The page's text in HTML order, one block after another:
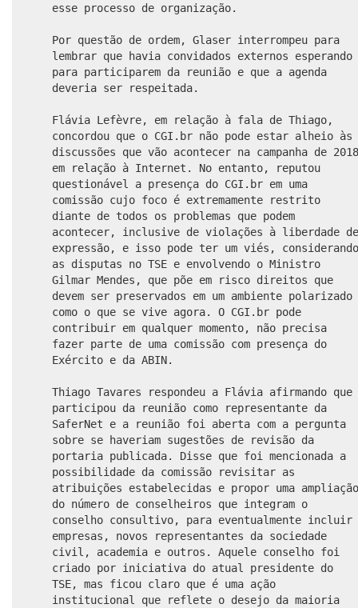
esse processo de organização.
Por questão de ordem, Glaser interrompeu para
lembrar que havia convidados externos esperando
para participarem da reunião e que a agenda
deveria ser respeitada.
Flávia Lefèvre, em relação à fala de Thiago,
concordou que o CGI.br não pode estar alheio às
discussões que vão acontecer na campanha de 2018
em relação à Internet. No entanto, reputou
questionável a presença do CGI.br em uma
comissão cujo foco é extremamente restrito
diante de todos os problemas que podem
acontecer, inclusive de violações à liberdade de
expressão, e isso pode ter um viés, considerando
as disputas no TSE e envolvendo o Ministro
Gilmar Mendes, que põe em risco direitos que
devem ser preservados em um ambiente polarizado
como o que se vive agora. O CGI.br pode
contribuir em qualquer momento, não precisa
fazer parte de uma comissão com presença do
Exército e da ABIN.
Thiago Tavares respondeu a Flávia afirmando que
participou da reunião como representante da
SaferNet e a reunião foi aberta com a pergunta
sobre se haveriam sugestões de revisão da
portaria publicada. Disse que foi mencionada a
possibilidade da comissão revisitar as
atribuições estabelecidas e propor uma ampliação
do número de conselheiros que integram o
conselho consultivo, para eventualmente incluir
empresas, novos representantes da sociedade
civil, academia e outros. Aquele conselho foi
criado por iniciativa do atual presidente do
TSE, mas ficou claro que é uma ação
institucional que reflete o desejo da maioria